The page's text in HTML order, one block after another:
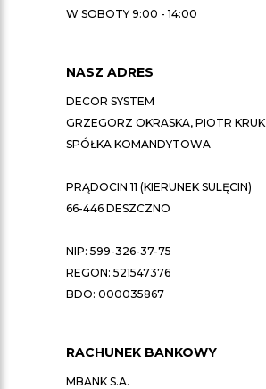
W SOBOTY 9:00 - 14:00
NASZ ADRES
DECOR SYSTEM
GRZEGORZ OKRASKA, PIOTR KRUK
SPÓŁKA KOMANDYTOWA
PRĄDOCIN 11 (KIERUNEK SULĘCIN)
66-446 DESZCZNO
NIP: 599-326-37-75
REGON: 521547376
BDO: 000035867
RACHUNEK BANKOWY
MBANK S.A.